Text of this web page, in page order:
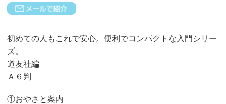
初めての人もこれで安心。便利でコンパクトな入門シリー
ズ。
道友社編
Ａ６判
①おやさと案内